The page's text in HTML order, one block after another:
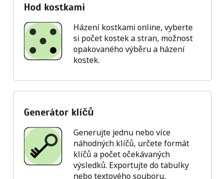
Hod kostkami
Házení kostkami online, vyberte
si počet kostek a stran, možnost
opakovaného výběru a házení
kostek.
Generátor klíčů
Generujte jednu nebo více
náhodných klíčů, určete formát
klíčů a počet očekávaných
výsledků. Exportujte do tabulky
nebo textového souboru,